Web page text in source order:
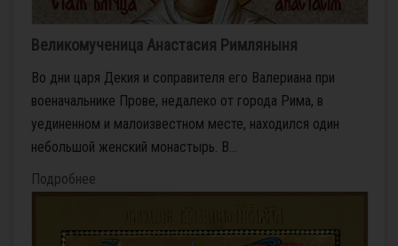
Великомученица Анастасия Римляныня
Во дни царя Декия и соправителя его Валериана при
военачальнике Прове, недалеко от города Рима, в
уединенном и малоизвестном месте, находился один
небольшой женский монастырь. В...
Подробнее